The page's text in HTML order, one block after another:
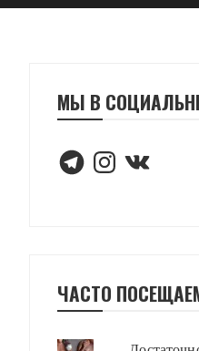
МЫ В
Telegram
Instagram
VK
ЧАСТО